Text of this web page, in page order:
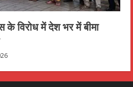
विरोध में देश भर में बीमा